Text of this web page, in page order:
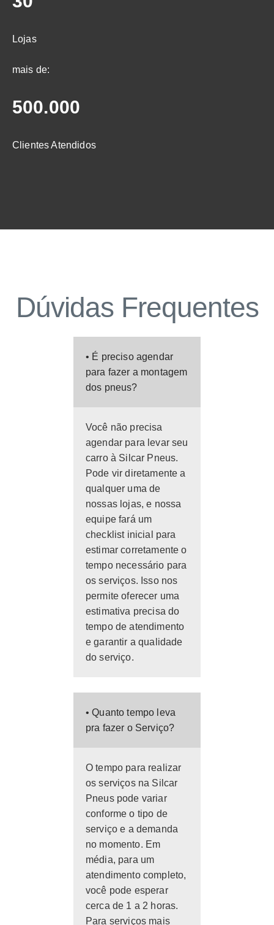
Lojas
mais de:
500.000
Clientes Atendidos
Dúvidas Frequentes
• É preciso agendar
para fazer a montagem
dos pneus?
Você não precisa
agendar para levar seu
carro à Silcar Pneus.
Pode vir diretamente a
qualquer uma de
nossas lojas, e nossa
equipe fará um
checklist inicial para
estimar corretamente o
tempo necessário para
os serviços. Isso nos
permite oferecer uma
estimativa precisa do
tempo de atendimento
e garantir a qualidade
do serviço.
• Quanto tempo leva
pra fazer o Serviço?
O tempo para realizar
os serviços na Silcar
Pneus pode variar
conforme o tipo de
serviço e a demanda
no momento. Em
média, para um
atendimento completo,
você pode esperar
cerca de 1 a 2 horas.
Para serviços mais